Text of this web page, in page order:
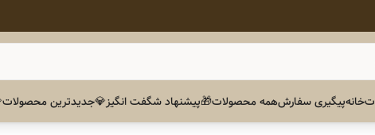
خانهپیگیری سفارشهمه محصولات🎁پیشنهاد شگفت انگیز💎جدیدترین محصولات